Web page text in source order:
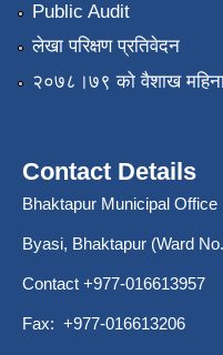
Public Audit
लेखा परिक्षण प्रतिवेदन
२०७८।७९ को वैशाख
Contact Details
Bhaktapur Municipal Office
Byasi, Bhaktapur (Ward
Contact +977-016613957
Fax: +977-016613206